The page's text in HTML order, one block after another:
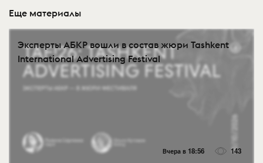
Еще материалы
Эксперты АБКР вошли в состав жюри Tashkent
International Advertising Festival
Вчера в 18:56 143